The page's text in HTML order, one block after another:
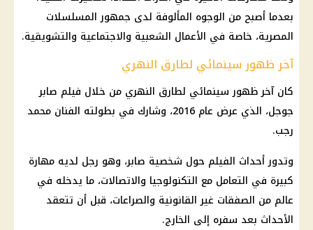
بعدما أصبح من الوجوه المألوفة لدى جمهور المسلسلات
المصرية، خاصة في الأعمال الشعبية والاجتماعية والتشويقية.
آخر ظهور سينمائي لطارق النهري
كان آخر ظهور سينمائي لطارق النهري من خلال فيلم صابر
جوجل، الذي عرض عام 2016، وشارك في بطولته الفنان محمد
رجب.
وتدور أحداث الفيلم حول شخصية صابر، وهو رجل لديه مهارة
كبيرة في التعامل مع التكنولوجيا والاتصالات، ما يدخله في
عالم من الصفقات غير القانونية والصراعات، قبل أن تتعقد
الأحداث بعد سفره إلى الخارج.